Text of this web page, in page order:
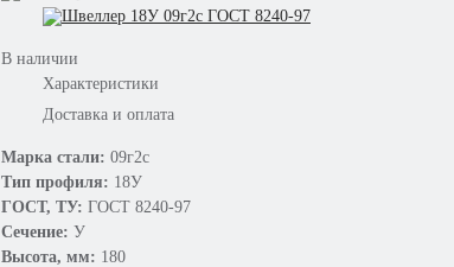
В наличии
Характеристики
Доставка и оплата
Марка стали: 09г2с
Тип профиля: 18У
ГОСТ, ТУ: ГОСТ 8240-97
Сечение: У
Высота, мм: 180